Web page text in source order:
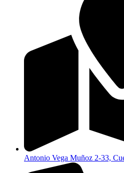
Antonio Vega Muñoz 2-33,